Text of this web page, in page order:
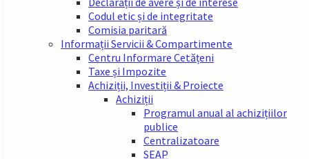
Codul etic și de integritate
Comisia paritară
Informații Servicii & Compartimente
Centru Informare Cetățeni
Taxe și Impozite
Achiziții, Investiții & Proiecte
Achiziții
Programul anual al achizițiilor
publice
Centralizatoare
SEAP